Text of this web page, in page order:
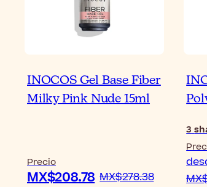
INOCOS Gel Base Fiber
Milky Pink Nude 15ml
Precio
MX$208.78 MX$278.38
3